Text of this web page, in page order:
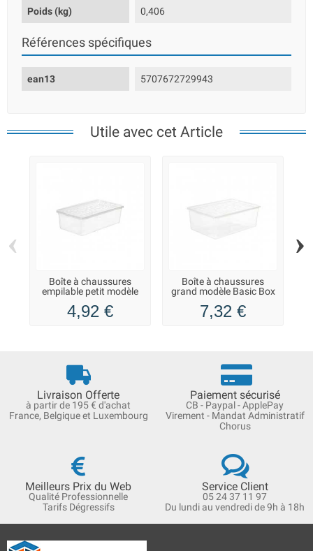
Poids (kg) 0,406
Références spécifiques
ean13 5707672729943
Utile avec cet Article
Boîte à chaussures
empilable petit modèle
4,92 €
Boîte à chaussures
grand modèle Basic Box
7,32 €
‹ ›
Livraison Offerte
à partir de 195 € d'achat
France, Belgique et Luxembourg
Paiement sécurisé
CB - Paypal - ApplePay
Virement - Mandat Administratif
Chorus
Meilleurs Prix du Web
Qualité Professionnelle
Tarifs Dégressifs
Service Client
05 24 37 11 97
Du lundi au vendredi de 9h à 18h